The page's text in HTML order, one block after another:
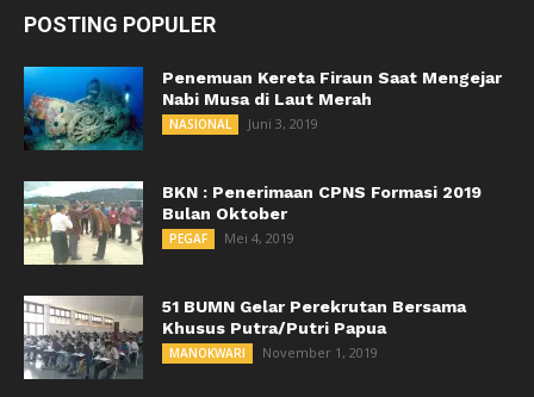
POSTING POPULER
Penemuan Kereta Firaun Saat Mengejar
Nabi Musa di Laut Merah
NASIONAL Juni 3, 2019
BKN : Penerimaan CPNS Formasi 2019
Bulan Oktober
PEGAF Mei 4, 2019
51 BUMN Gelar Perekrutan Bersama
Khusus Putra/Putri Papua
MANOKWARI November 1, 2019